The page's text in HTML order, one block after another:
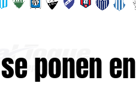
ponen en